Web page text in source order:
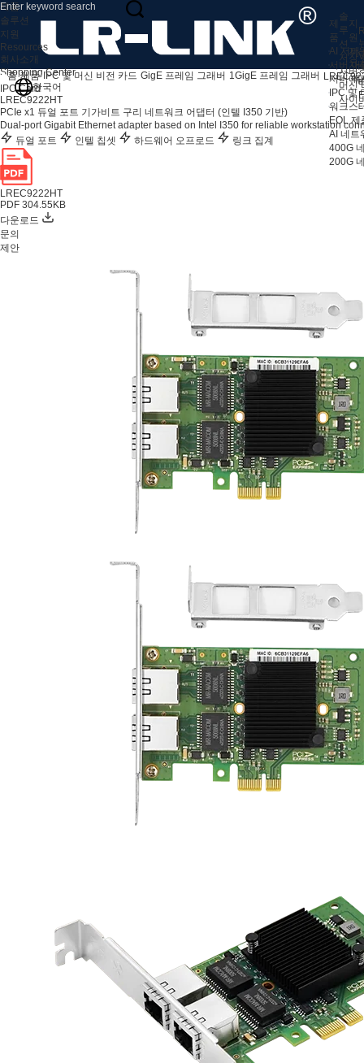
제
품
AI 서버
서버 어
서버 액
IPC 및
워크스
EOL 제
AI 네트
400G
200G
솔
루
션
저장
서버
머신
사이
지
원
지
자
애
제품
솔루션
지원
Resources
회사소개
Shopping Center
한국어
홈 제품 IPC 및 머신 비전 카드 GigE 프레임 그래버 1GigE 프레임 그래버
IPC Card
LREC9222HT
PCIe x1 듀얼 포트 기가비트 구리 네트워크 어댑터 (인텔 I350 기반)
Dual-port Gigabit Ethernet adapter based on Intel I350 for reliable workstation
듀얼 포트
인텔 칩셋 하드웨어 오프로드 링크 집계
LREC9222HT
PDF 304.55KB
다운로드
문의
제안